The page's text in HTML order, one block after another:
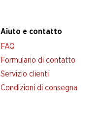
Aiuto e contatto
FAQ
Formulario di contatto
Servizio clienti
Condizioni di consegna